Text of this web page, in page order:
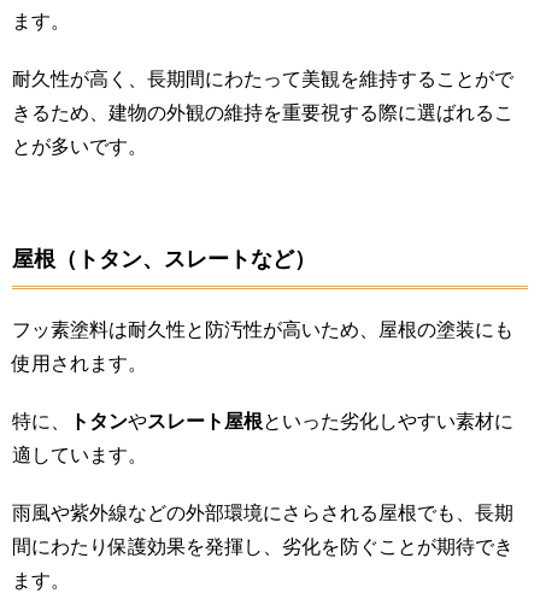
ます。
耐久性が高く、長期間にわたって美観を維持することがで
きるため、建物の外観の維持を重要視する際に選ばれるこ
とが多いです​。
屋根（トタン、スレートなど）
フッ素塗料は耐久性と防汚性が高いため、屋根の塗装にも
使用されます。
特に、 トタンやスレート屋根といった劣化しやすい素材に
適しています。
雨風や紫外線などの外部環境にさらされる屋根でも、長期
間にわたり保護効果を発揮し、劣化を防ぐことが期待でき
ます​。